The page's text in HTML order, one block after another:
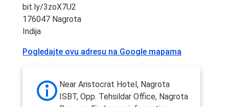
bit.ly/3zoX7U2
176047 Nagrota
Indija
Pogledajte ovu adresu na Google mapama
Near Aristocrat Hotel, Nagrota
ISBT, Opp. Tehsildar Office, Nagrota